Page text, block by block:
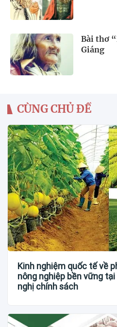
Bài thơ
Giáng
CÙNG CHỦ ĐỀ
Kinh nghiệm quốc tế về
nông nghiệp bền vững
nghị chính sách